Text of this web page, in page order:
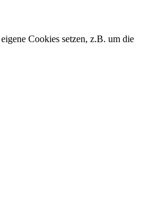
Cookies setzen, z.B. um die